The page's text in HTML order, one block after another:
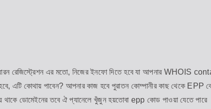
রেজিস্ট্রেশন এর মতো, নিজের ইনফো দিতে হবে যা আপনার WHOIS
এটি কোথায় পাবেন? আপনার কাজ হবে পুরাতন কোম্পানীর কাছ থেকে EPP
থাকে ডোমেইনের তবে ঐ প্যানেলে খুঁজুন হয়তোবা epp কোড পাওয়া যেতে